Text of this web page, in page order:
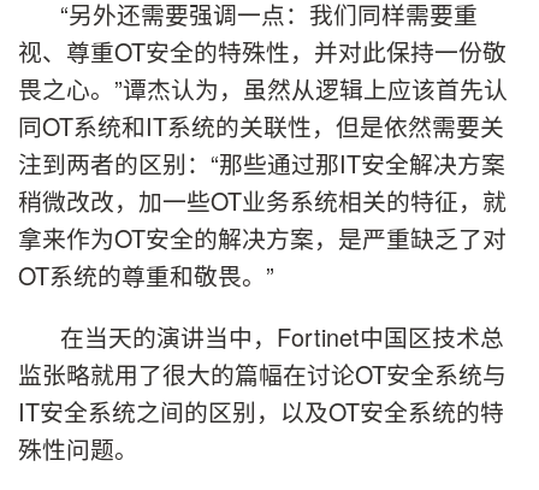
“另外还需要强调一点：我们同样需要重
视、尊重OT安全的特殊性，并对此保持一份敬
畏之心。”谭杰认为，虽然从逻辑上应该首先认
同OT系统和IT系统的关联性，但是依然需要关
注到两者的区别：“那些通过那IT安全解决方案
稍微改改，加一些OT业务系统相关的特征，就
拿来作为OT安全的解决方案，是严重缺乏了对
OT系统的尊重和敬畏。”
在当天的演讲当中，Fortinet中国区技术总
监张略就用了很大的篇幅在讨论OT安全系统与
IT安全系统之间的区别，以及OT安全系统的特
殊性问题。